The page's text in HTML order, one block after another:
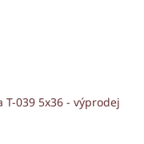
T-039 5x36 - výprodej